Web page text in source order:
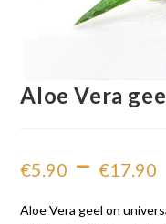
Aloe Vera
€5.90 – €17.90
Aloe Vera geel on